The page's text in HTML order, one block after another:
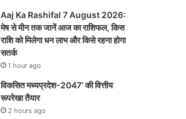
Aaj Ka Rashifal 7 August 2026:
मेष से मीन तक जानें आज का राशिफल, किस
राशि को मिलेगा धन लाभ और किसे रहना होगा
सतर्क
1 hour ago
विकसित मध्यप्रदेश-2047’ की वित्तीय
रूपरेखा तैयार
2 hours ago